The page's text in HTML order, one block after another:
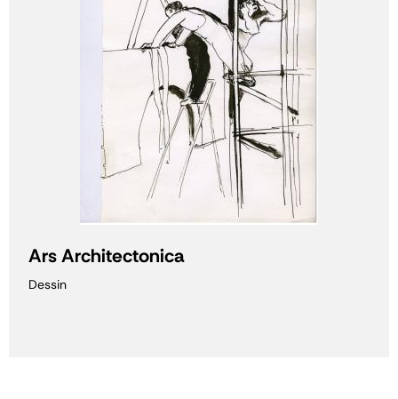
Ars Architectonica
Dessin